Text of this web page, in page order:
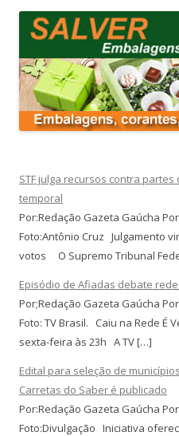
STF julga recursos contra
temporal
Por:Redação Gazeta Gaúcha
Foto:Antônio Cruz Julgamento
votos O Supremo Tribunal
Episódio de Afiadas debate
Por;Redação Gazeta Gaúcha
Foto: TV Brasil. Caiu na Rede É
sexta-feira às 23h A TV […]
Edital para seleção de
Carretas do Saber é publicado
Por:Redação Gazeta Gaúcha
Foto:Divulgação Iniciativa